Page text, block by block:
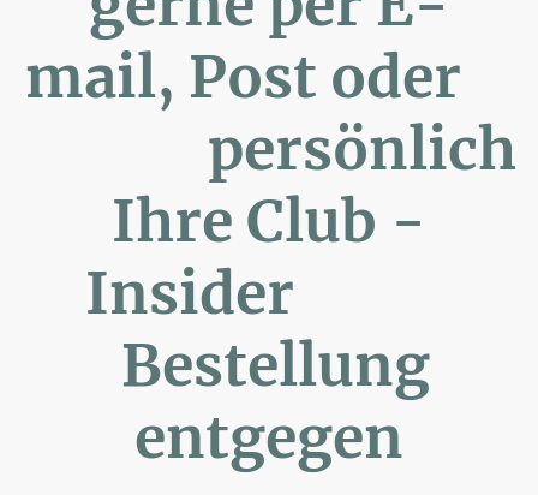
mail, Post oder
persönlich
Ihre Club -
Insider
Bestellung
entgegen